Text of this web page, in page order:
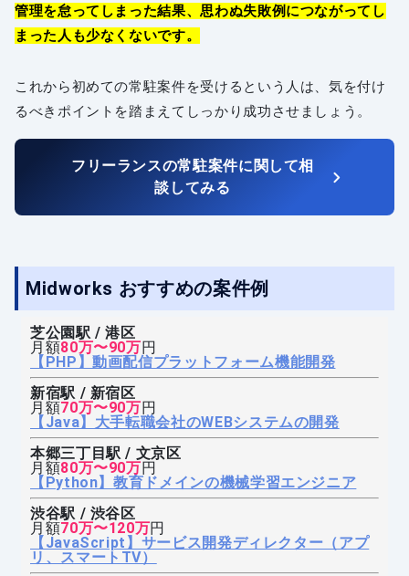
管理を怠ってしまった結果、思わぬ失敗例につながってし
まった人も少なくないです。
これから初めての常駐案件を受けるという人は、気を付け
るべきポイントを踏まえてしっかり成功させましょう。
フリーランスの常駐案件に関して相
談してみる
Midworks おすすめの案件例
芝公園駅 / 港区
月額80万〜90万円
【PHP】動画配信プラットフォーム機能開発
新宿駅 / 新宿区
月額70万〜90万円
【Java】大手転職会社のWEBシステムの開発
本郷三丁目駅 / 文京区
月額80万〜90万円
【Python】教育ドメインの機械学習エンジニア
渋谷駅 / 渋谷区
月額70万〜120万円
【JavaScript】サービス開発ディレクター（アプ
リ、スマートTV）